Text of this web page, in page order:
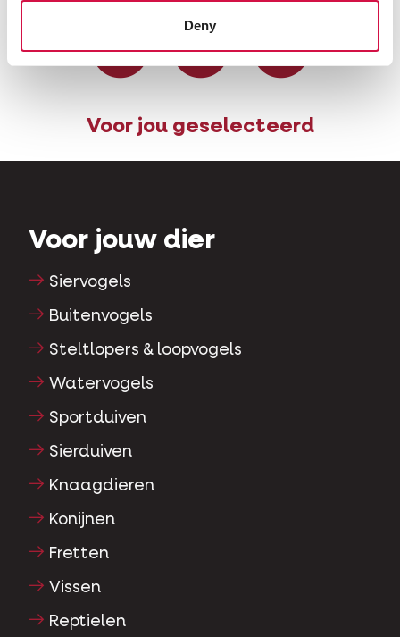
Deny
Deel op Facebook
Voor jou geselecteerd
Voor jouw dier
Siervogels
Buitenvogels
Steltlopers & loopvogels
Watervogels
Sportduiven
Sierduiven
Knaagdieren
Konijnen
Fretten
Vissen
Reptielen